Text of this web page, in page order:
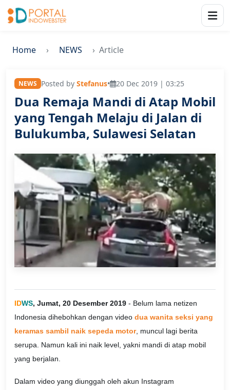
Home NEWS Article
NEWS Posted by Stefanus• 20 Dec 2019 | 03:25
Dua Remaja Mandi di Atap Mobil
yang Tengah Melaju di Jalan di
Bulukumba, Sulawesi Selatan
IDWS, Jumat, 20 Desember 2019 - Belum lama netizen
Indonesia dihebohkan dengan video dua wanita seksi yang
keramas sambil naik sepeda motor, muncul lagi berita
serupa. Namun kali ini naik level, yakni mandi di atap mobil
yang berjalan.
Dalam video yang diunggah oleh akun Instagram